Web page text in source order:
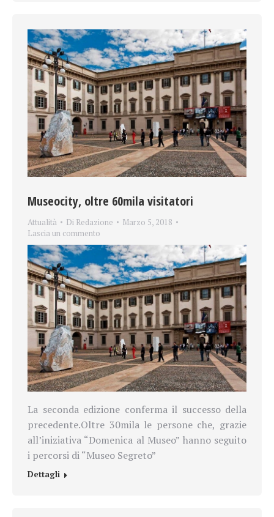
Museocity, oltre 60mila visitatori
Attualità Di Redazione
Marzo 5, 2018
Lascia un commento
La seconda edizione conferma il successo della
precedente.Oltre 30mila le persone che, grazie
all’iniziativa “Domenica al Museo” hanno seguito
i percorsi di “Museo Segreto”
Dettagli